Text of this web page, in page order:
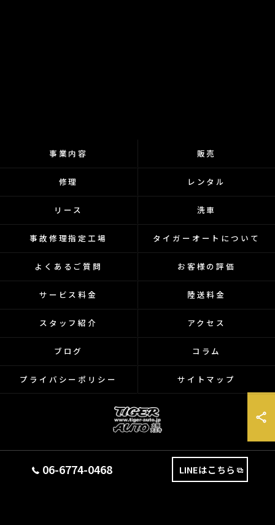
06-6774-0468 LINEはこちら
事業内容 販売
修理 レンタル
リース 洗車
事故修理指定工場 タイガーオートについて
よくあるご質問 お客様の評価
サービス料金 陸送料金
スタッフ紹介 アクセス
ブログ コラム
プライバシーポリシー サイトマップ